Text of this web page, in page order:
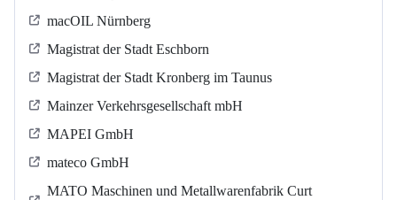
macOIL Nürnberg
Magistrat der Stadt Eschborn
Magistrat der Stadt Kronberg im Taunus
Mainzer Verkehrsgesellschaft mbH
MAPEI GmbH
mateco GmbH
MATO Maschinen und Metallwarenfabrik Curt